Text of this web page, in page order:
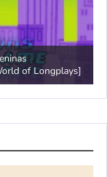
of Longplays]